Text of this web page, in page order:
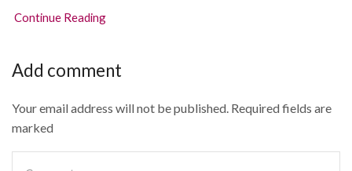
Continue Reading
Add comment
Your email address will not be published. Required fields are
marked